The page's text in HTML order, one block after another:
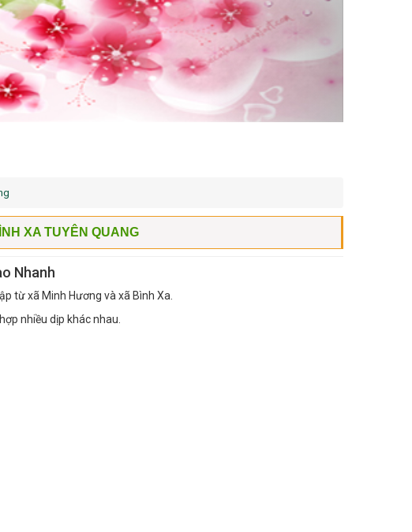
XA TUYÊN QUANG
Nhanh
từ xã Minh Hương và xã Bình Xa.
nhiều dịp khác nhau.